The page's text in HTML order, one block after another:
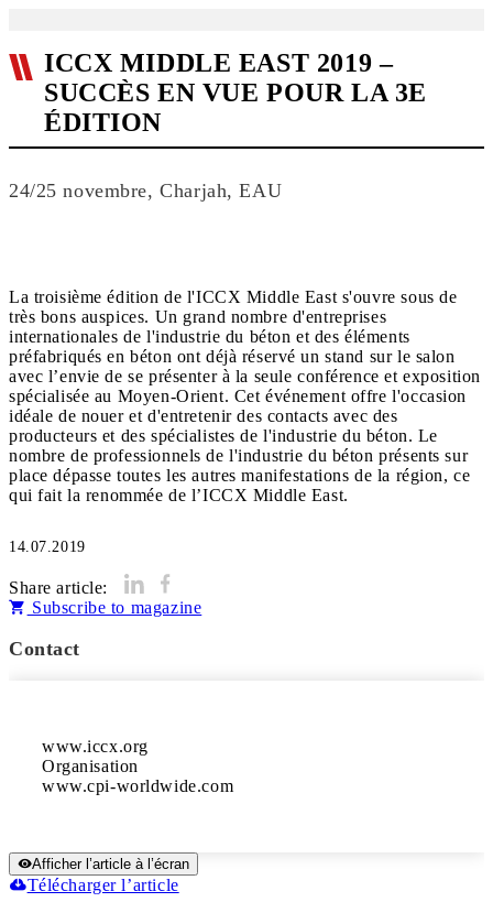
ICCX MIDDLE EAST 2019 –
SUCCÈS EN VUE POUR LA 3E
ÉDITION
24/25 novembre, Charjah, EAU
La troisième édition de l'ICCX Middle East s'ouvre sous de
très bons auspices. Un grand nombre d'entreprises
internationales de l'industrie du béton et des éléments
préfabriqués en béton ont déjà réservé un stand sur le salon
avec l’envie de se présenter à la seule conférence et exposition
spécialisée au Moyen-Orient. Cet événement offre l'occasion
idéale de nouer et d'entretenir des contacts avec des
producteurs et des spécialistes de l'industrie du béton. Le
nombre de professionnels de l'industrie du béton présents sur
place dépasse toutes les autres manifestations de la région, ce
qui fait la renommée de l’ICCX Middle East.
14.07.2019
Share article:
Subscribe to magazine
Contact
www.iccx.org
Organisation
www.cpi-worldwide.com
Afficher l’article à l’écran
Télécharger l’article